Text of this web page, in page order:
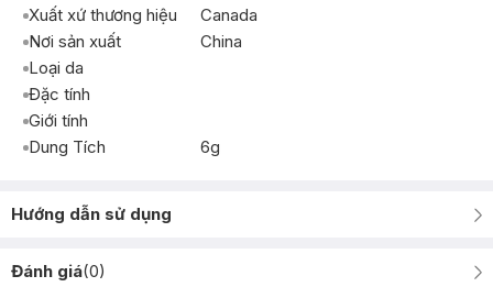
Xuất xứ thương hiệu
Canada
Nơi sản xuất
China
Loại da
Đặc tính
Giới tính
Dung Tích
6g
Hướng dẫn sử dụng
Đánh giá(0)